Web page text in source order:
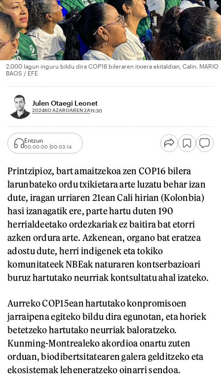
2.000 lagun inguru bildu dira COP16 bileraren itxiera ekitaldian, Calin. MARIO
BAOS / EFE
Julen Otaegi Leonet
2024KO AZAROAREN 2A11:30
Entzun
00:00:00 00:03:14
Printzipioz, bart amaitzekoa zen COP16 bilera
larunbateko ordu txikietara arte luzatu behar izan
dute, iragan urriaren 21ean Cali hirian (Kolonbia)
hasi izanagatik ere, parte hartu duten 190
herrialdeetako ordezkariak ez baitira bat etorri
azken ordura arte. Azkenean, organo bat eratzea
adostu dute, herri indigenek eta tokiko
komunitateek NBEak naturaren kontserbazioari
buruz hartutako neurriak kontsultatu ahal izateko.
Aurreko COP15ean hartutako konpromisoen
jarraipena egiteko bildu dira egunotan, eta horiek
betetzeko hartutako neurriak baloratzeko.
Kunming-Montrealeko akordioa onartu zuten
orduan, biodibertsitatearen galera gelditzeko eta
ekosistemak leheneratzeko oinarri sendoa.